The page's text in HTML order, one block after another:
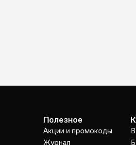
Полезное
Акции и промокоды
Журнал